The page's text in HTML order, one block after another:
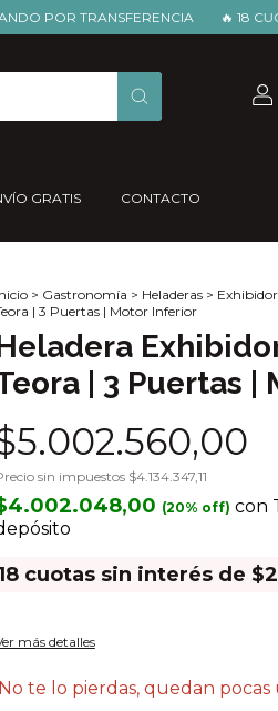
TRANSFERENCIA 🔥 18 CUOTAS
GRATIS CONTACTO
> Gastronomía > Heladeras >
| 3 Puertas | Motor Inferior
| 3 Puertas
sin impuestos $4.134.347,11
con
cuotas sin interés de
más detalles
te lo pierdas, quedan pocas